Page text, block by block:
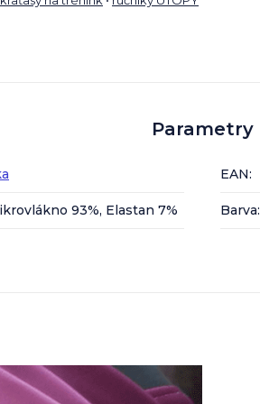
Parametry
EAN:
93%, Elastan 7% Barva: